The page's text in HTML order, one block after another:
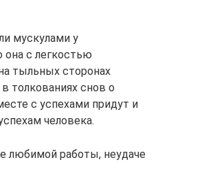
мускулами у
она с легкостью
тыльных сторонах
толкованиях снов о
с успехами придут и
человека.
любимой работы, неудаче